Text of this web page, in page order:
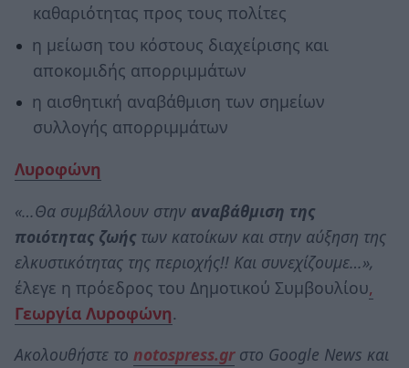
καθαριότητας προς τους πολίτες
η μείωση του κόστους διαχείρισης και
αποκομιδής απορριμμάτων
η αισθητική αναβάθμιση των σημείων
συλλογής απορριμμάτων
Λυροφώνη
«…Θα συμβάλλουν στην αναβάθμιση της
ποιότητας ζωής των κατοίκων και στην αύξηση της
ελκυστικότητας της περιοχής!! Και συνεχίζουμε…»,
έλεγε η πρόεδρος του Δημοτικού Συμβουλίου,
Γεωργία Λυροφώνη.
Ακολουθήστε το notospress.grστο Google News και